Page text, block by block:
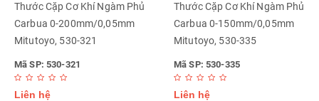
Thước Cặp Cơ Khí Ngàm Phủ
Carbua 0-200mm/0,05mm
Mitutoyo, 530-321
Mã SP: 530-321
Liên hệ
Thước Cặp Cơ Khí Ngàm Phủ
Carbua 0-150mm/0,05mm
Mitutoyo, 530-335
Mã SP: 530-335
Liên hệ